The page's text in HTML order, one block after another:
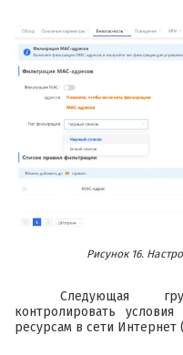
Рисунок 16.
Следующая
контролировать
ресурсам в сети Интернет